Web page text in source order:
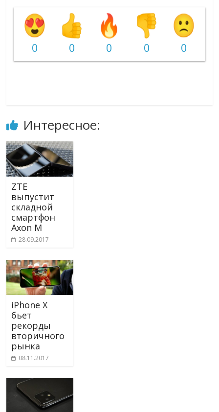
0 0 0 0 0
Интересное:
ZTE
выпустит
складной
смартфон
Axon M
28.09.2017
iPhone X
бьет
рекорды
вторичного
рынка
08.11.2017